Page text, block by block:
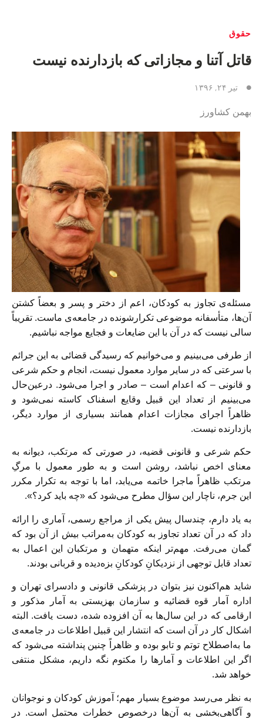
حقوق
قاتل آتنا و مجازاتی که بازدارنده نیست
تیر ۲۴, ۱۳۹۶
بهمن کشاورز
مسئله‌ی تجاوز به کودکان، اعم از دختر و پسر و بعضاً کشتن
آن‌ها، متأسفانه موضوعی تکرارشونده در جامعه‌ی ماست. تقریباً
سالی نیست که در آن با این ضایعات و فجایع مواجه نباشیم.
از طرفی می‌بینیم و می‌خوانیم که رسیدگی قضائی به این جرائم
با سرعتی که در سایر موارد معمول نیست، انجام و حکم شرعی
و قانونی – که اعدام است – صادر و اجرا می‌شود. درعین‌حال
می‌بینیم از تعداد این قبیل وقایع اسفناک کاسته نمی‌شود و
ظاهراً اجرای مجازات اعدام همانند بسیاری از موارد دیگر،
بازدارنده نیست.
حکم شرعی و قانونی قضیه، در صورتی که مرتکب، دیوانه به
معنای اخص نباشد، روشن است و به طور معمول با مرگِ
مرتکب ظاهراً ماجرا خاتمه می‌یابد، اما با توجه به تکرار مکرر
این جرم، ناچار این سؤال مطرح می‌شود که «چه باید کرد؟».
به یاد دارم، چندسال پیش یکی از مراجع رسمی، آماری را ارائه
داد که در آن تعداد تجاوز به کودکان به‌مراتب بیش از آن بود که
گمان می‌رفت. مهم‌تر اینکه متهمان و مرتکبان این اعمال به
تعداد قابل‌ توجهی از نزدیکانِ کودکانِ بزه‌دیده و قربانی بودند.
شاید هم‌اکنون نیز بتوان در پزشکی‌ قانونی و دادسرای تهران و
اداره آمار قوه قضائیه و سازمان بهزیستی به آمار مذکور و
ارقامی که در این سال‌ها به آن افزوده شده، دست یافت. البته
اشکال کار در آن است که انتشار این قبیل اطلاعات در جامعه‌ی
ما به‌اصطلاح توتم و تابو بوده و ظاهراً چنین پنداشته می‌شود که
اگر این اطلاعات و آمار‌ها را مکتوم نگه داریم، مشکل منتفی
خواهد شد.
به نظر می‌رسد موضوع بسیار مهم؛ آموزش کودکان و نوجوانان
و آگاهی‌بخشی به آن‌ها درخصوص خطرات محتمل است. در